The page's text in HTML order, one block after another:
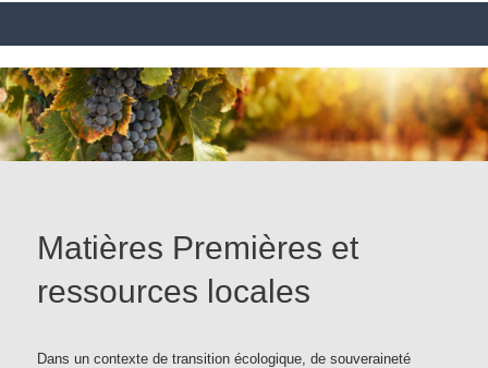
Matières Premières et
ressources locales
Dans un contexte de transition écologique, de souveraineté